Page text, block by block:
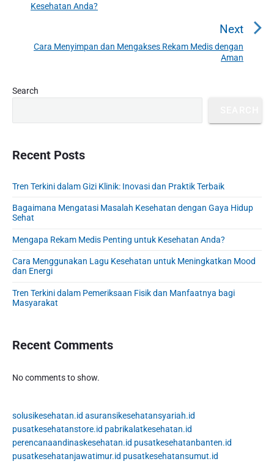
a
i
n
r
v
u
Kesehatan Anda?
Next
N
e
o
Cara Menyimpan dan Mengakses Rekam Medis dengan
Aman
P
r
i
d
e
a
r
Search
Recent Posts
Tren Terkini dalam Gizi Klinik: Inovasi dan Praktik Terbaik
Bagaimana Mengatasi Masalah Kesehatan dengan Gaya Hidup
Sehat
Mengapa Rekam Medis Penting untuk Kesehatan Anda?
Cara Menggunakan Lagu Kesehatan untuk Meningkatkan Mood
dan Energi
Tren Terkini dalam Pemeriksaan Fisik dan Manfaatnya bagi
Masyarakat
Recent Comments
No comments to show.
solusikesehatan.id asuransikesehatansyariah.id
pusatkesehatanstore.id pabrikalatkesehatan.id
perencanaandinaskesehatan.id pusatkesehatanbanten.id
pusatkesehatanjawatimur.id pusatkesehatansumut.id